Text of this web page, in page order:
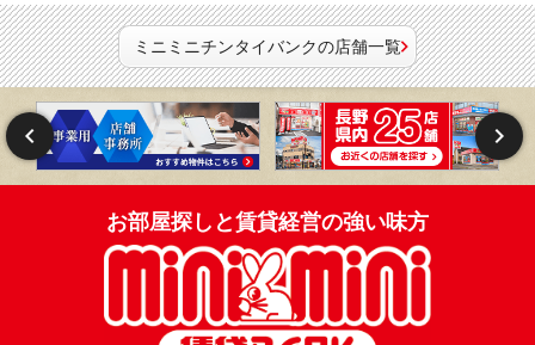
ミニミニチンタイバンクの店舗一覧
お部屋探しと賃貸経営の強い味方